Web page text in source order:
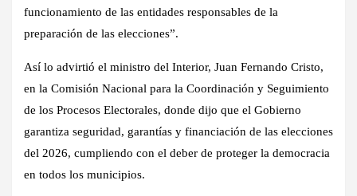
funcionamiento de las entidades responsables de la
preparación de las elecciones”.
Así lo advirtió el ministro del Interior, Juan Fernando Cristo,
en la Comisión Nacional para la Coordinación y Seguimiento
de los Procesos Electorales, donde dijo que el Gobierno
garantiza seguridad, garantías y financiación de las elecciones
del 2026, cumpliendo con el deber de proteger la democracia
en todos los municipios.